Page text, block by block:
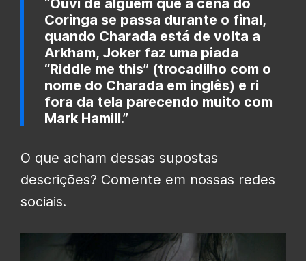
“Ouvi de alguém que a cena do
Coringa se passa durante o final,
quando Charada está de volta a
Arkham, Joker faz uma piada
“Riddle me this” (trocadilho com o
nome do Charada em inglês) e ri
fora da tela parecendo muito com
Mark Hamill.”
O que acham dessas supostas
descrições? Comente em nossas redes
sociais.